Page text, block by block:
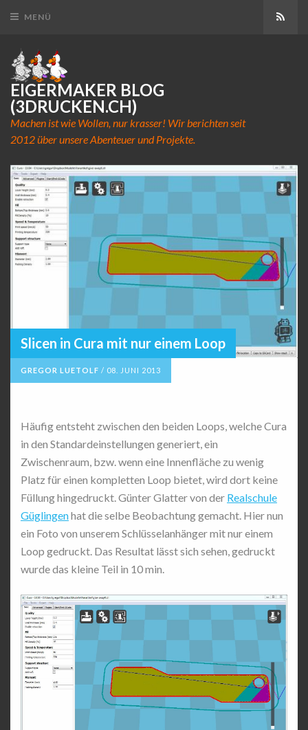
MENÜ
EIGERMAKER BLOG
(3DRUCKEN.CH)
Machen ist wie Wollen, nur krasser! Wir berichten seit
2012 über unsere Abenteuer und Projekte.
Slicen in Cura mit nur einem Loop
GREGOR LUETOLF / 08. JUNI 2013
Häufig entsteht zwischen den beiden Loops, welche Cura
in den Standardeinstellungen generiert, ein
Zwischenraum, bzw. wenn eine Innenfläche zu wenig
Platz für einen kompletten Loop bietet, wird dort keine
Füllung hingedruckt. Günter Glatter von der Realschule
Güglingenhat die selbe Beobachtung gemacht. Hier nun
ein Foto von unserem Schlüsselanhänger mit nur einem
Loop gedruckt. Das Resultat lässt sich sehen, gedruckt
wurde das kleine Teil in 10 min.